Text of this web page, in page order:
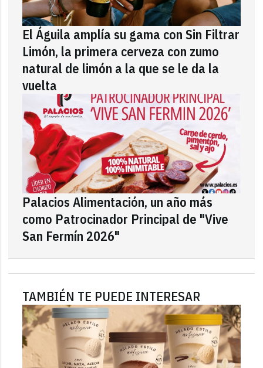
El Águila amplía su gama con Sin Filtrar
Limón, la primera cerveza con zumo
natural de limón a la que se le da la
vuelta
Palacios Alimentación, un año más
como Patrocinador Principal de "Vive
San Fermín 2026"
TAMBIÉN TE PUEDE INTERESAR